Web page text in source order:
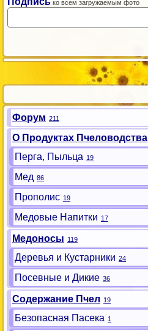
ко всем загружаемым фото
Форум 211
О Продуктах Пчеловодства
Перга, Пыльца 19
Мед 86
Прополис 19
Медовые Напитки 17
Медоносы 119
Деревья и Кустарники 24
Посевные и Дикие 36
Содержание Пчел 19
Безопасная Пасека 1